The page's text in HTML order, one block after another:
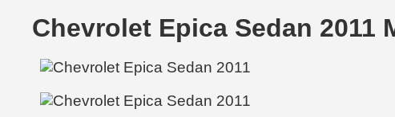
Chevrolet Epica Sedan 2011